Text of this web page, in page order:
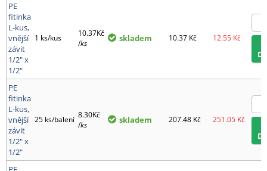
PE
fitinka
L-kus,
vnější
závit
1/2" x
1/2"
1 ks/kus
10.37Kč
/ks skladem 10.37 Kč 12.55 Kč
PE
fitinka
L-kus,
vnější
závit
1/2" x
1/2"
25 ks/balení 8.30Kč
/ks skladem 207.48 Kč 251.05 Kč